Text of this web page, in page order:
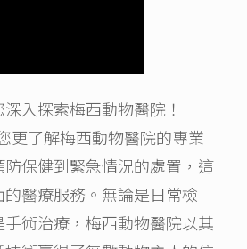
入探索梅西動物醫院！
更了解梅西動物醫院的專業
保健到緊急情況的處置，這
醫療服務。無論是日常檢
術治療，梅西動物醫院以其